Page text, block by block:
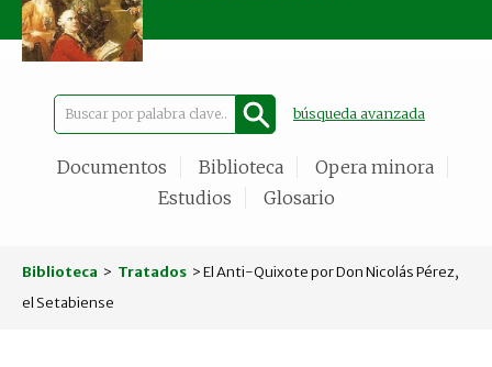
búsqueda avanzada
Documentos Biblioteca
Opera minora
Estudios
Glosario
Biblioteca > Tratados > El Anti-Quixote por Don Nicolás Pérez,
el Setabiense